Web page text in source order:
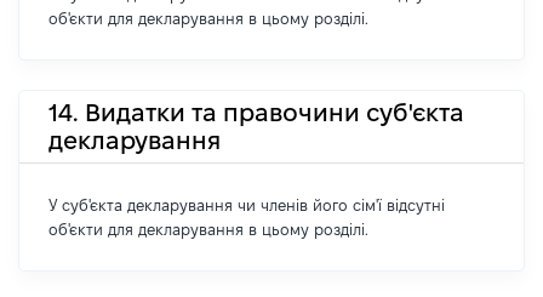
об'єкти для декларування в цьому розділі.
14. Видатки та правочини суб'єкта
декларування
У суб'єкта декларування чи членів його сім'ї відсутні
об'єкти для декларування в цьому розділі.